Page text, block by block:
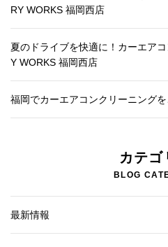
RY WORKS 福岡西店
夏のドライブを快適に！カーエア
Y WORKS 福岡西店
福岡でカーエアコンクリーニング
カテゴ
BLOG
最新情報